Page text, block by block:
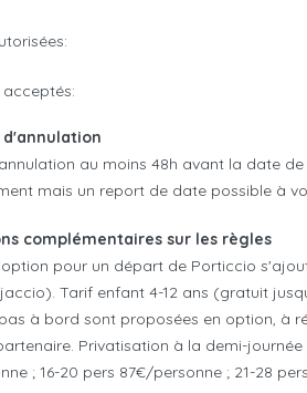
acceptés:
d'annulation
au moins 48h avant la date
mais un report de date possible à
complémentaires sur les règles
pour un départ de Porticcio
Tarif enfant 4-12 ans (gratuit
à bord sont proposées en option, à
Privatisation à la demi-journée
; 16-20 pers 87€/personne ; 21-28